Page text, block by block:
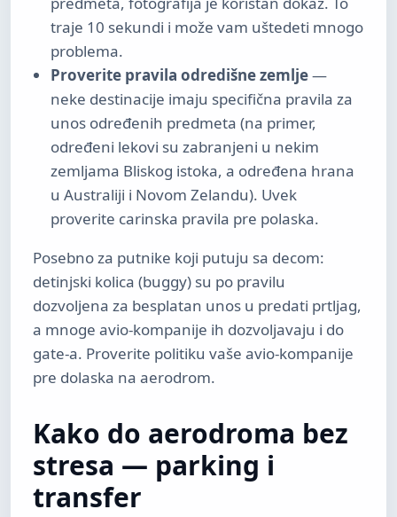
traje 10 sekundi i može vam uštedeti mnogo
problema.
Proverite pravila odredišne zemlje—
neke destinacije imaju specifična pravila za
unos određenih predmeta (na primer,
određeni lekovi su zabranjeni u nekim
zemljama Bliskog istoka, a određena hrana
u Australiji i Novom Zelandu). Uvek
proverite carinska pravila pre polaska.
Posebno za putnike koji putuju sa decom:
detinjski kolica (buggy) su po pravilu
dozvoljena za besplatan unos u predati prtljag,
a mnoge avio-kompanije ih dozvoljavaju i do
gate-a. Proverite politiku vaše avio-kompanije
pre dolaska na aerodrom.
Kako do aerodroma bez
stresa — parking i
transfer